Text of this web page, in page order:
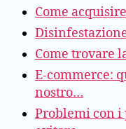
Come
Come trovare
E-commerce:
nostro…
Problemi con i